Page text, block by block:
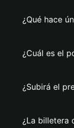
¿Qué hace
¿Cuál es el
¿Subirá el
¿La billetera